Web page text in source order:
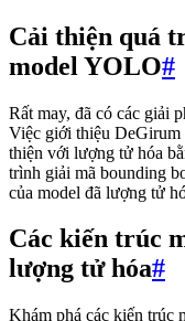
Cải thiện quá
model YOLO#
Rất may, đã có các giải
Việc giới thiệu DeGirum
thiện với lượng tử hóa
trình giải mã bounding
của model đã lượng tử
Các kiến trúc
lượng tử hóa#
Khám phá các kiến trúc